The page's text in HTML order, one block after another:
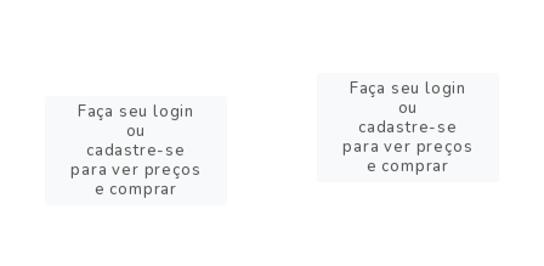
Faça seu login
ou
cadastre-se
para ver preços
e comprar
Faça seu login
ou
cadastre-se
para ver preços
e comprar